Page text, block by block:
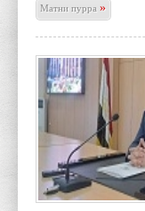
Матни пурра»